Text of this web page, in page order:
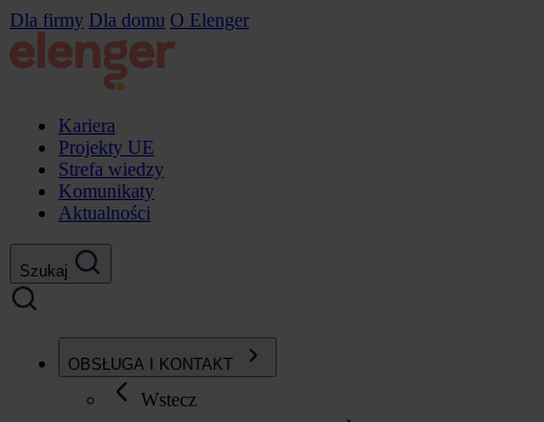
Przejdź
do
treści
Dla firmy Dla domu O Elenger
Kariera
Projekty UE
Strefa wiedzy
Komunikaty
Aktualności
Szukaj
OBSŁUGA I KONTAKT
Wstecz